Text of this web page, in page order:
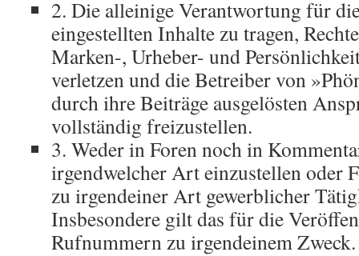
2. Die alleinige Verantwortung für
eingestellten Inhalte zu tragen,
Marken-, Urheber- und
verletzen und die Betreiber von
durch ihre Beiträge ausgelösten
vollständig freizustellen.
3. Weder in Foren noch in
irgendwelcher Art einzustellen oder
zu irgendeiner Art gewerblicher
Insbesondere gilt das für die
Rufnummern zu irgendeinem Zweck.